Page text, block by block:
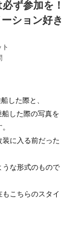
ず参加を！
ション好き
した際と、
した際の写真を
に入る前だった
な形式のもので
こちらのスタイ